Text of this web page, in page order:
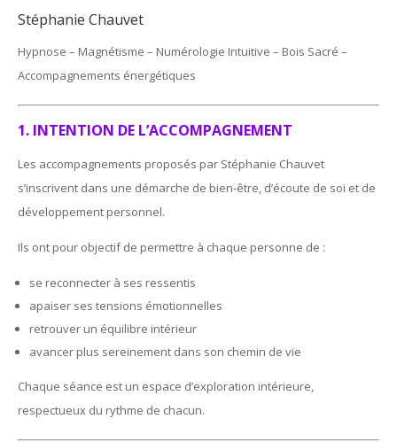
Stéphanie Chauvet
Hypnose – Magnétisme – Numérologie Intuitive – Bois Sacré –
Accompagnements énergétiques
1. INTENTION DE L’ACCOMPAGNEMENT
Les accompagnements proposés par Stéphanie Chauvet
s’inscrivent dans une démarche de bien-être, d’écoute de soi et de
développement personnel.
Ils ont pour objectif de permettre à chaque personne de :
se reconnecter à ses ressentis
apaiser ses tensions émotionnelles
retrouver un équilibre intérieur
avancer plus sereinement dans son chemin de vie
Chaque séance est un espace d’exploration intérieure,
respectueux du rythme de chacun.